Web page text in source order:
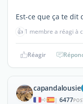
Est-ce que ça te dit
👍 1 membre a réagi à
Réagir
capandalousie
| 6477